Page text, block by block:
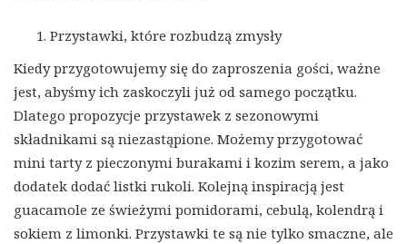
Przystawki, które rozbudzą zmysły
Kiedy przygotowujemy się do zaproszenia gości, ważne
jest, abyśmy ich zaskoczyli już od samego początku.
Dlatego propozycje przystawek z sezonowymi
składnikami są niezastąpione. Możemy przygotować
mini tarty z pieczonymi burakami i kozim serem, a jako
dodatek dodać listki rukoli. Kolejną inspiracją jest
guacamole ze świeżymi pomidorami, cebulą, kolendrą i
sokiem z limonki. Przystawki te są nie tylko smaczne, ale